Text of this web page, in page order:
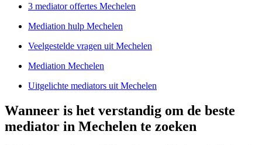
3 mediator offertes Mechelen
Mediation hulp Mechelen
Veelgestelde vragen uit Mechelen
Mediation Mechelen
Uitgelichte mediators uit Mechelen
Wanneer is het verstandig om de beste
mediator in Mechelen te zoeken